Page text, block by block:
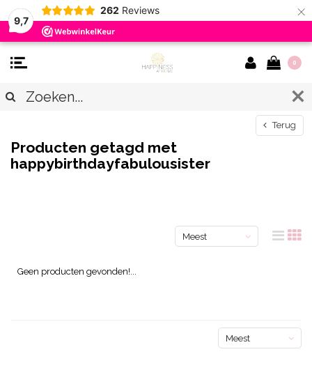
9,7
262 Reviews ×
0
Terug
Producten getagd met
happybirthdayfabulousister
Meest
Geen producten gevonden!...
Meest